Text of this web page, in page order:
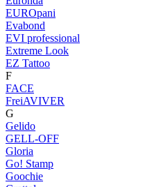
EUROpani
Evabond
EVI professional
Extreme Look
EZ Tattoo
F
FACE
FreiAVIVER
G
Gelido
GELL-OFF
Gloria
Go! Stamp
Goochie